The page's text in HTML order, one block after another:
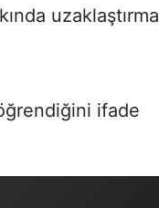
uzaklaştırma
ifade